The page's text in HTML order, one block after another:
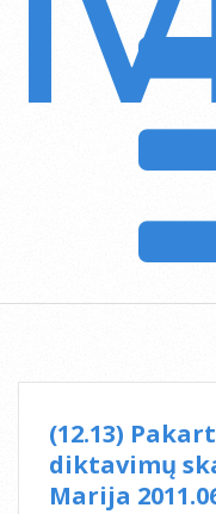
(12.13)
diktavimų
Marija